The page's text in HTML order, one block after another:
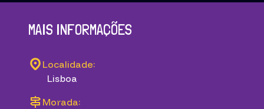
MAIS INFORMAÇÕES
Localidade:
Lisboa
Morada: